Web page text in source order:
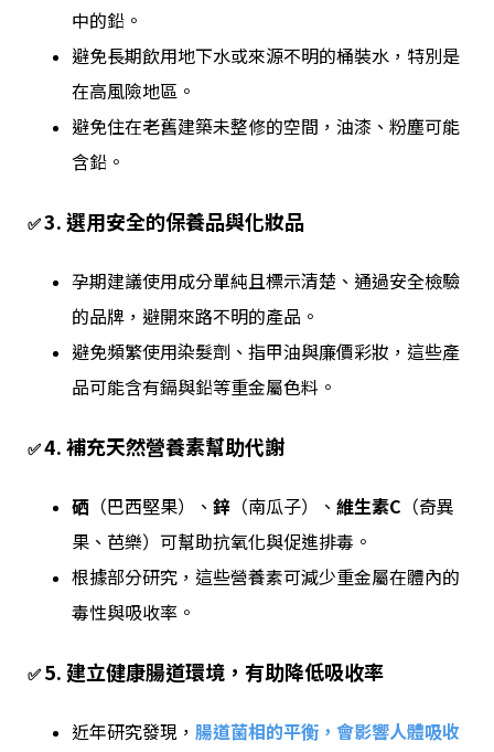
中的鉛。
避免長期飲用地下水或來源不明的桶裝水，特別是
在高風險地區。
避免住在老舊建築未整修的空間，油漆、粉塵可能
含鉛。
✅3. 選用安全的保養品與化妝品
孕期建議使用成分單純且標示清楚、通過安全檢驗
的品牌，避開來路不明的產品。
避免頻繁使用染髮劑、指甲油與廉價彩妝，這些產
品可能含有鎘與鉛等重金屬色料。
✅4. 補充天然營養素幫助代謝
硒 （巴西堅果）、 鋅 （南瓜子）、 維生素C （奇異
果、芭樂）可幫助抗氧化與促進排毒。
根據部分研究，這些營養素可減少重金屬在體內的
毒性與吸收率。
✅ 5. 建立健康腸道環境，有助降低吸收率
近年研究發現， 腸道菌相的平衡，會影響人體吸收